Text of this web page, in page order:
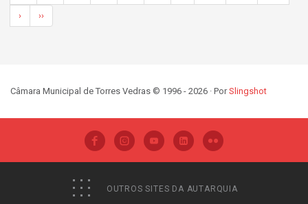
› ››
Câmara Municipal de Torres Vedras © 1996 - 2026 · PorSlingshot
OUTROS SITES DA AUTARQUIA